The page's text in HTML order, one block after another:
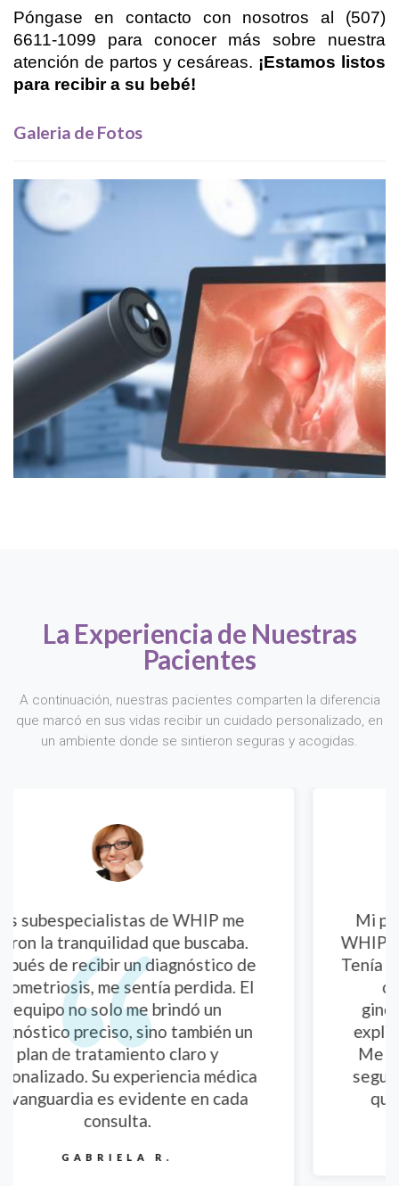
Póngase en contacto con nosotros al (507)
6611-1099 para conocer más sobre nuestra
atención de partos y cesáreas. ¡Estamos listos
para recibir a su bebé!
Galeria de Fotos
La Experiencia de Nuestras
Pacientes
A continuación, nuestras pacientes comparten la diferencia
que marcó en sus vidas recibir un cuidado personalizado, en
un ambiente donde se sintieron seguras y acogidas.
Mi primera consulta ginecológica en
WHIP fue una experiencia muy positiva.
Tenía muchas dudas sobre mi salud y las
opciones anticonceptivas. La
ginecóloga se tomó el tiempo para
explicarlo todo con calma, sin juicios.
Me sentí completamente cómoda y
segura. Definitivamente, es la clínica
que necesitaba para mi cuidado.